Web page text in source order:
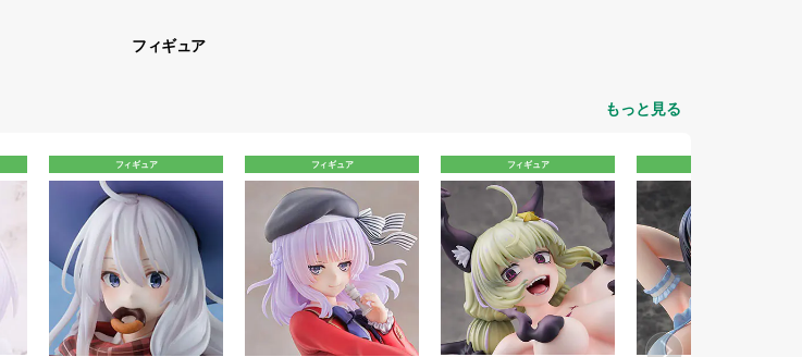
フィギュア
もっと見る
フィギュア フィギュア フィギュア